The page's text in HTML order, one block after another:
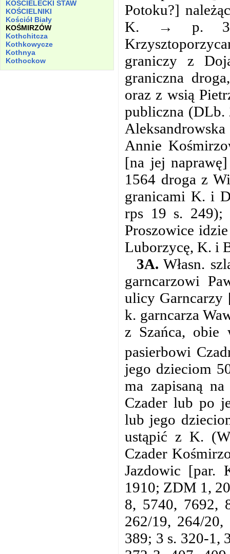
KOŚCIELECKI STAW
KOŚCIELNIKI
Kościół Biały
KOŚMIRZÓW
Kothchitcza
Kothkowycze
Kothnya
Kothockow
Potoku?]
K. → p. 3;
graniczy z
graniczna
oraz z wsią
publiczna
Annie
[na jej
1564 droga z
granicami K. i
rps 19 s. 249);
Proszowice
Luborzycę, K. i
3A. Własn.
garncarzowi
ulicy
k. garncarza
z Szańca,
pasierbowi
jego dzieciom
ma zapisaną
Czader lub po
lub jego
ustąpić z K.
Czader
Jazdowic [par.
1910; ZDM 1,
8, 5740, 7692,
262/19, 264/
389; 3 s. 320-1,